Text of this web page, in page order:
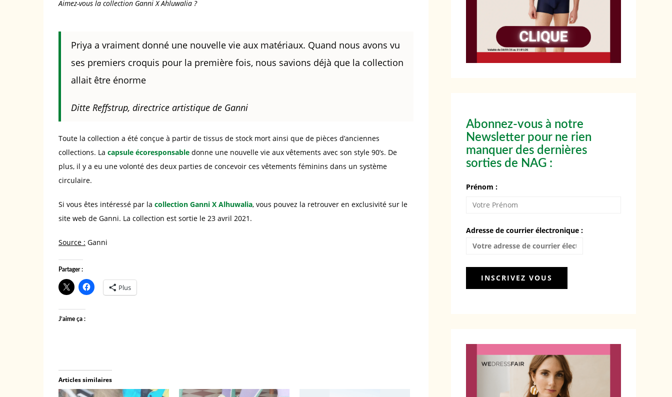
Aimez-vous la collection Ganni X Ahluwalia ?
Priya a vraiment donné une nouvelle vie aux matériaux. Quand nous avons vu
ses premiers croquis pour la première fois, nous savions déjà que la collection
allait être énorme
Ditte Reffstrup, directrice artistique de Ganni
Toute la collection a été conçue à partir de tissus de stock mort ainsi que de pièces d’anciennes
collections. La capsule écoresponsable donne une nouvelle vie aux vêtements avec son style 90’s. De
plus, il y a eu une volonté des deux parties de concevoir ces vêtements féminins dans un système
circulaire.
Si vous êtes intéressé par la collection Ganni X Alhuwalia, vous pouvez la retrouver en exclusivité sur le
site web de Ganni. La collection est sortie le 23 avril 2021.
Source : Ganni
Partager :
Plus
J’aime ça :
Articles similaires
Abonnez-vous à notre
Newsletter pour ne rien
manquer des dernières
sorties de NAG :
Prénom :
Adresse de courrier électronique :